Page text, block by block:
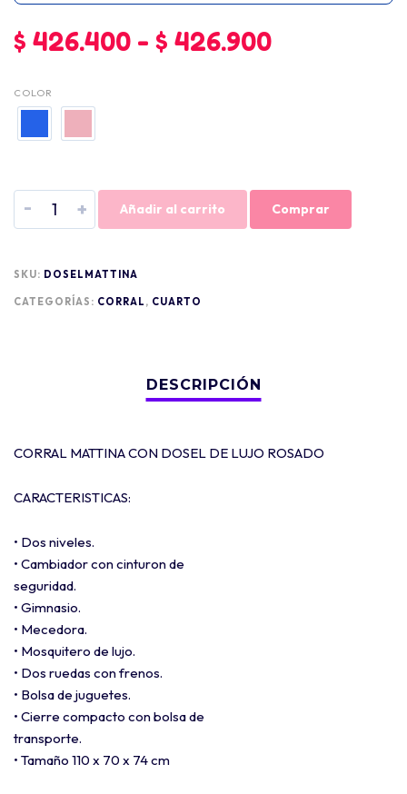
$ 426.400 - $ 426.900
COLOR
- + Añadir al carrito Comprar
SKU: DOSELMATTINA
CATEGORÍAS: CORRAL , CUARTO
CORRAL MATTINA CON DOSEL DE LUJO ROSADO
CARACTERISTICAS:
• Dos niveles.
• Cambiador con cinturon de
seguridad.
• Gimnasio.
• Mecedora.
• Mosquitero de lujo.
• Dos ruedas con frenos.
• Bolsa de juguetes.
• Cierre compacto con bolsa de
transporte.
• Tamaño 110 x 70 x 74 cm